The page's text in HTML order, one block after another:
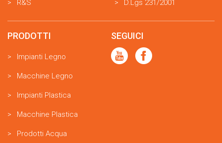
R&S D.Lgs 231/2001
PRODOTTI
Impianti Legno
Macchine Legno
Impianti Plastica
Macchine Plastica
Prodotti Acqua
SEGUICI